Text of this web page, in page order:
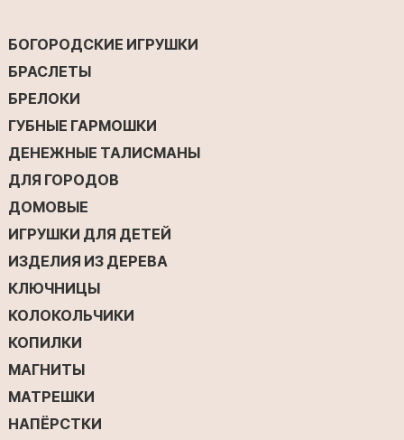
БОГОРОДСКИЕ ИГРУШКИ
БРАСЛЕТЫ
БРЕЛОКИ
ГУБНЫЕ ГАРМОШКИ
ДЕНЕЖНЫЕ ТАЛИСМАНЫ
ДЛЯ ГОРОДОВ
ДОМОВЫЕ
ИГРУШКИ ДЛЯ ДЕТЕЙ
ИЗДЕЛИЯ ИЗ ДЕРЕВА
КЛЮЧНИЦЫ
КОЛОКОЛЬЧИКИ
КОПИЛКИ
МАГНИТЫ
МАТРЕШКИ
НАПЁРСТКИ